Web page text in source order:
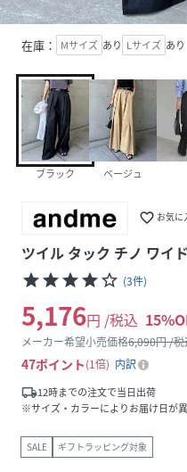
在庫： Mサイズ あり Lサイズ あり
ブラック ベージュ
favorite_border お気に
ツイル タック チノ ワイ
starstarstarstarstar_border (3件)
5,176円 /税込 15
メーカー希望小売価格6,090円 /税
47ポイント 1倍
内訳
local_shipping12時までの注文で当日出荷
※サイズ・カラーによりお届け日が異
SALE ギフトラッピング対象